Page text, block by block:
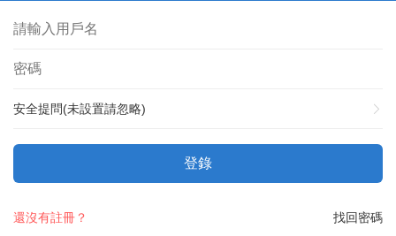
安全提問(未設置請忽略)
登錄
找回密碼
還沒有註冊？